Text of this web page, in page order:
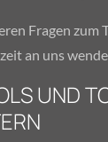
Fragen zum
an uns
UND